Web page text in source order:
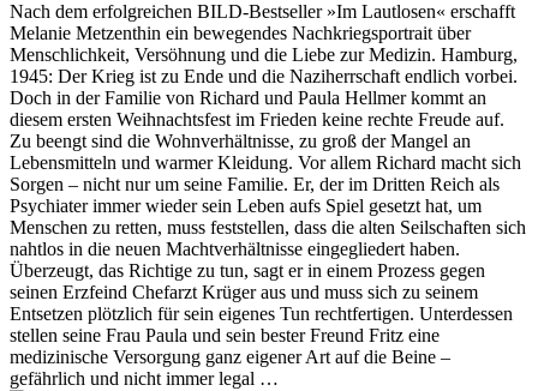
Nach dem erfolgreichen BILD-Bestseller »Im Lautlosen« erschafft
Melanie Metzenthin ein bewegendes Nachkriegsportrait über
Menschlichkeit, Versöhnung und die Liebe zur Medizin. Hamburg,
1945: Der Krieg ist zu Ende und die Naziherrschaft endlich vorbei.
Doch in der Familie von Richard und Paula Hellmer kommt an
diesem ersten Weihnachtsfest im Frieden keine rechte Freude auf.
Zu beengt sind die Wohnverhältnisse, zu groß der Mangel an
Lebensmitteln und warmer Kleidung. Vor allem Richard macht sich
Sorgen – nicht nur um seine Familie. Er, der im Dritten Reich als
Psychiater immer wieder sein Leben aufs Spiel gesetzt hat, um
Menschen zu retten, muss feststellen, dass die alten Seilschaften sich
nahtlos in die neuen Machtverhältnisse eingegliedert haben.
Überzeugt, das Richtige zu tun, sagt er in einem Prozess gegen
seinen Erzfeind Chefarzt Krüger aus und muss sich zu seinem
Entsetzen plötzlich für sein eigenes Tun rechtfertigen. Unterdessen
stellen seine Frau Paula und sein bester Freund Fritz eine
medizinische Versorgung ganz eigener Art auf die Beine –
gefährlich und nicht immer legal …